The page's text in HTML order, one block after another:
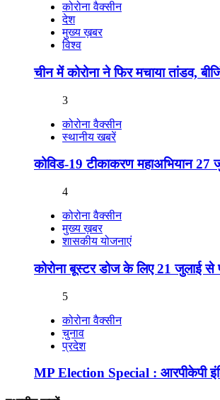
कोरोना वैक्सीन
देश
मुख्य ख़बर
विश्व
चीन में कोरोना ने फिर मचाया तांडव,
3
कोरोना वैक्सीन
स्थानीय खबरें
कोविड-19 टीकाकरण महाअभियान 27
4
कोरोना वैक्सीन
मुख्य ख़बर
शासकीय योजनाएं
कोरोना बूस्टर डोज के लिए 21 जुलाई से
5
कोरोना वैक्सीन
चुनाव
प्रदेश
MP Election Special : आरपीकेपी